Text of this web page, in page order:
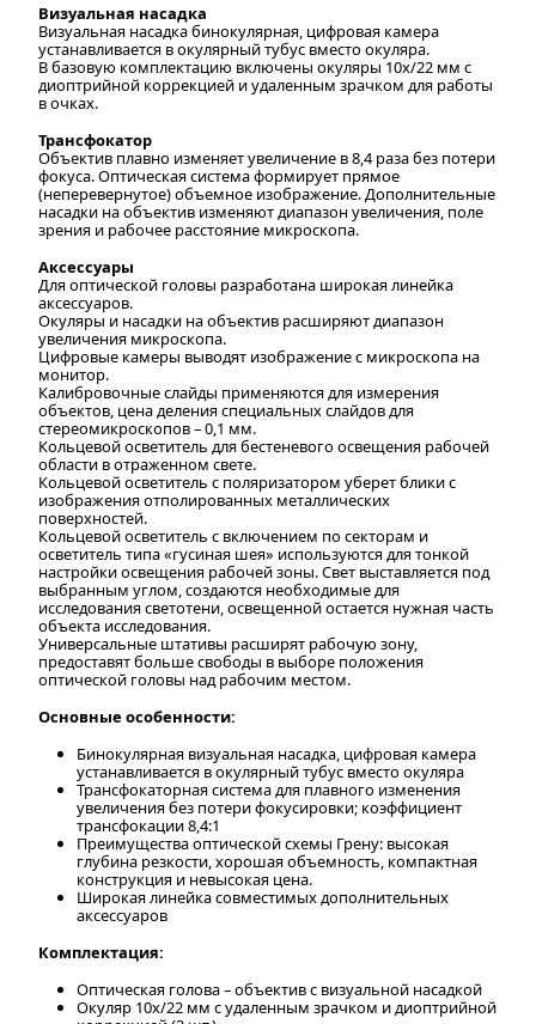
Визуальная насадка
Визуальная насадка бинокулярная, цифровая камера
устанавливается в окулярный тубус вместо окуляра.
В базовую комплектацию включены окуляры 10х/22 мм с
диоптрийной коррекцией и удаленным зрачком для работы
в очках.
Трансфокатор
Объектив плавно изменяет увеличение в 8,4 раза без потери
фокуса. Оптическая система формирует прямое
(неперевернутое) объемное изображение. Дополнительные
насадки на объектив изменяют диапазон увеличения, поле
зрения и рабочее расстояние микроскопа.
Аксессуары
Для оптической головы разработана широкая линейка
аксессуаров.
Окуляры и насадки на объектив расширяют диапазон
увеличения микроскопа.
Цифровые камеры выводят изображение с микроскопа на
монитор.
Калибровочные слайды применяются для измерения
объектов, цена деления специальных слайдов для
стереомикроскопов – 0,1 мм.
Кольцевой осветитель для бестеневого освещения рабочей
области в отраженном свете.
Кольцевой осветитель с поляризатором уберет блики с
изображения отполированных металлических
поверхностей.
Кольцевой осветитель с включением по секторам и
осветитель типа «гусиная шея» используются для тонкой
настройки освещения рабочей зоны. Свет выставляется под
выбранным углом, создаются необходимые для
исследования светотени, освещенной остается нужная часть
объекта исследования.
Универсальные штативы расширят рабочую зону,
предоставят больше свободы в выборе положения
оптической головы над рабочим местом.
Основные особенности:
Бинокулярная визуальная насадка, цифровая камера
устанавливается в окулярный тубус вместо окуляра
Трансфокаторная система для плавного изменения
увеличения без потери фокусировки; коэффициент
трансфокации 8,4:1
Преимущества оптической схемы Грену: высокая
глубина резкости, хорошая объемность, компактная
конструкция и невысокая цена.
Широкая линейка совместимых дополнительных
аксессуаров
Комплектация:
Оптическая голова – объектив с визуальной насадкой
Окуляр 10x/22 мм с удаленным зрачком и диоптрийной